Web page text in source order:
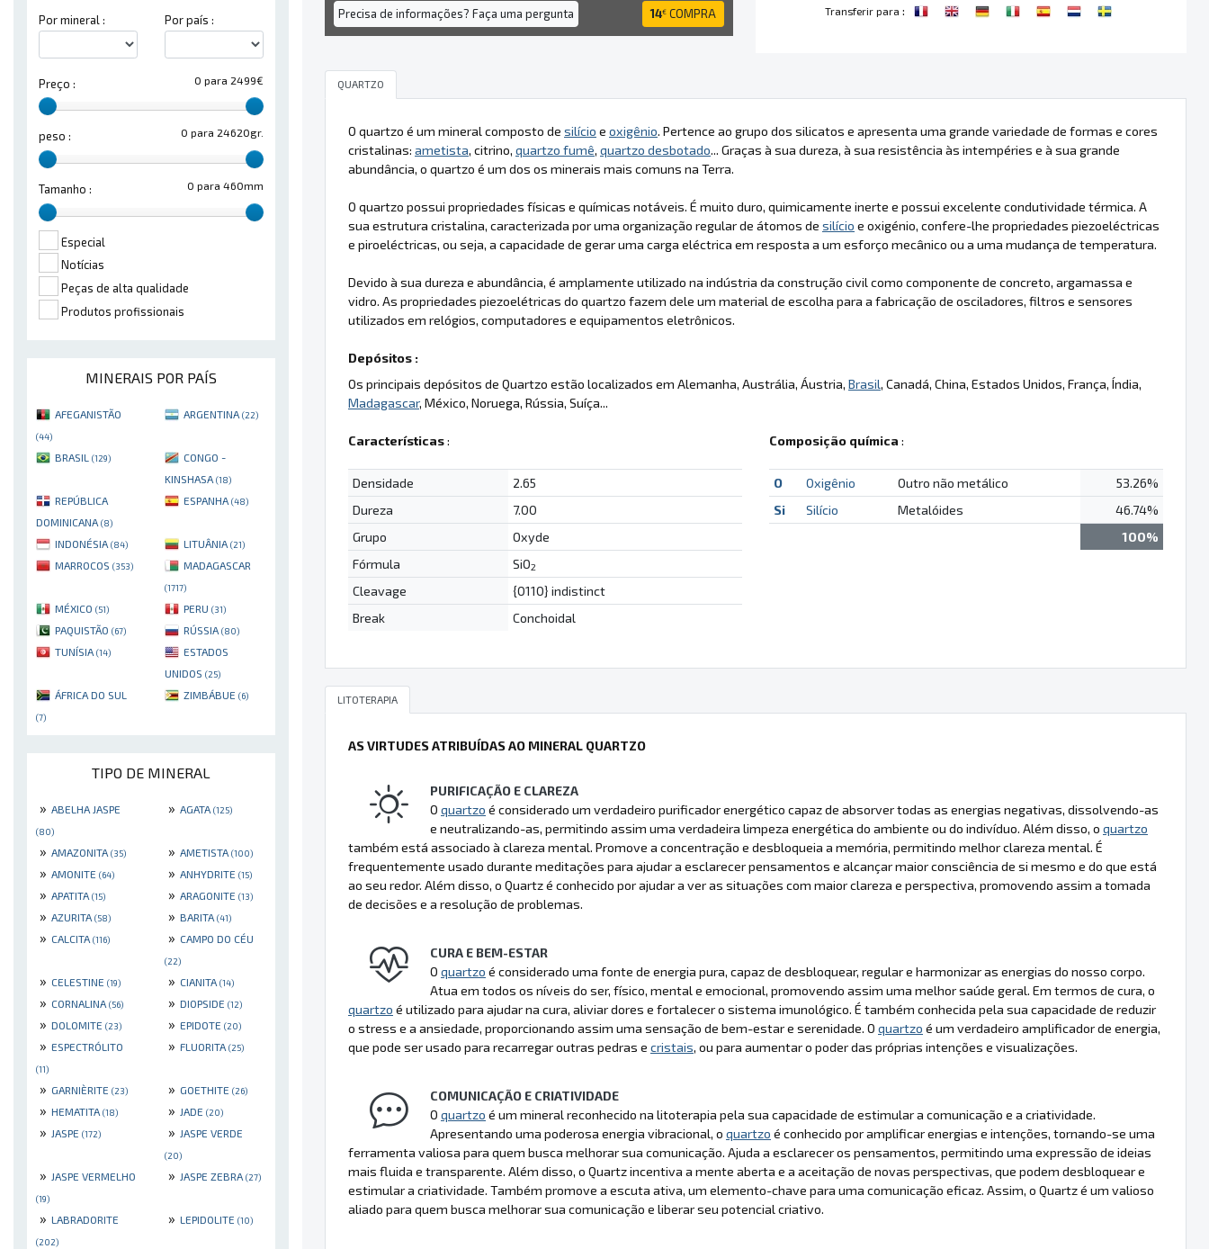
Por mineral : Por país :
0 para 2499€
Preço :
0 para 24620gr.
peso :
0 para 460mm
Tamanho :
Especial
Notícias
Peças de alta qualidade
Produtos profissionais
MINERAIS POR PAÍS
AFEGANISTÃO
(44)
ARGENTINA (22)
BRASIL (129)
CONGO -
KINSHASA (18)
REPÚBLICA
DOMINICANA (8)
ESPANHA (48)
INDONÉSIA (84) LITUÂNIA (21)
MARROCOS (353) MADAGASCAR
(1717)
MÉXICO (51) PERU (31)
PAQUISTÃO (67) RÚSSIA (80)
TUNÍSIA (14)
ESTADOS
UNIDOS (25)
ÁFRICA DO SUL
(7)
ZIMBÁBUE (6)
TIPO DE MINERAL
» ABELHA JASPE
(80)
» AGATA (125)
» AMAZONITA (35) » AMETISTA (100)
» AMONITE (64) » ANHYDRITE (15)
» APATITA (15) » ARAGONITE (13)
» AZURITA (58) » BARITA (41)
» CALCITA (116) » CAMPO DO CÉU
(22)
» CELESTINE (19) » CIANITA (14)
» CORNALINA (56) » DIOPSIDE (12)
» DOLOMITE (23) » EPIDOTE (20)
» ESPECTRÓLITO
(11)
» FLUORITA (25)
» GARNIÈRITE (23) » GOETHITE (26)
» HEMATITA (18) » JADE (20)
» JASPE (172) » JASPE VERDE
(20)
» JASPE VERMELHO
(19)
» JASPE ZEBRA (27)
» LABRADORITE
(202)
» LEPIDOLITE (10)
Precisa de informações? Faça uma pergunta 14€ COMPRA Transferir para :
QUARTZO
O quartzo é um mineral composto de silício e oxigênio. Pertence ao grupo dos silicatos e apresenta uma grande variedade de formas e cores
cristalinas: ametista, citrino, quartzo fumê, quartzo desbotado... Graças à sua dureza, à sua resistência às intempéries e à sua grande
abundância, o quartzo é um dos os minerais mais comuns na Terra.
O quartzo possui propriedades físicas e químicas notáveis. É muito duro, quimicamente inerte e possui excelente condutividade térmica. A
sua estrutura cristalina, caracterizada por uma organização regular de átomos de silício e oxigénio, confere-lhe propriedades piezoeléctricas
e piroeléctricas, ou seja, a capacidade de gerar uma carga eléctrica em resposta a um esforço mecânico ou a uma mudança de temperatura.
Devido à sua dureza e abundância, é amplamente utilizado na indústria da construção civil como componente de concreto, argamassa e
vidro. As propriedades piezoelétricas do quartzo fazem dele um material de escolha para a fabricação de osciladores, filtros e sensores
utilizados em relógios, computadores e equipamentos eletrônicos.
Depósitos :
Os principais depósitos de Quartzo estão localizados em Alemanha, Austrália, Áustria, Brasil, Canadá, China, Estados Unidos, França, Índia,
Madagascar, México, Noruega, Rússia, Suíça...
Características:
Densidade
2.65
Dureza
7.00
Grupo
Oxyde
Fórmula
SiO2
Cleavage
{0110} indistinct
Break
Conchoidal
Composição química :
O Oxigênio Outro não metálico
53.26%
Si
Silício Metalóides
46.74%
100%
LITOTERAPIA
AS VIRTUDES ATRIBUÍDAS AO MINERAL QUARTZO
PURIFICAÇÃO E CLAREZA
O quartzo é considerado um verdadeiro purificador energético capaz de absorver todas as energias negativas, dissolvendo-as
e neutralizando-as, permitindo assim uma verdadeira limpeza energética do ambiente ou do indivíduo. Além disso, o quartzo
também está associado à clareza mental. Promove a concentração e desbloqueia a memória, permitindo melhor clareza mental. É
frequentemente usado durante meditações para ajudar a esclarecer pensamentos e alcançar maior consciência de si mesmo e do que está
ao seu redor. Além disso, o Quartz é conhecido por ajudar a ver as situações com maior clareza e perspectiva, promovendo assim a tomada
de decisões e a resolução de problemas.
CURA E BEM-ESTAR
O quartzo é considerado uma fonte de energia pura, capaz de desbloquear, regular e harmonizar as energias do nosso corpo.
Atua em todos os níveis do ser, físico, mental e emocional, promovendo assim uma melhor saúde geral. Em termos de cura, o
quartzo é utilizado para ajudar na cura, aliviar dores e fortalecer o sistema imunológico. É também conhecida pela sua capacidade de reduzir
o stress e a ansiedade, proporcionando assim uma sensação de bem-estar e serenidade. O quartzo é um verdadeiro amplificador de energia,
que pode ser usado para recarregar outras pedras e cristais, ou para aumentar o poder das próprias intenções e visualizações.
COMUNICAÇÃO E CRIATIVIDADE
O quartzo é um mineral reconhecido na litoterapia pela sua capacidade de estimular a comunicação e a criatividade.
Apresentando uma poderosa energia vibracional, o quartzo é conhecido por amplificar energias e intenções, tornando-se uma
ferramenta valiosa para quem busca melhorar sua comunicação. Ajuda a esclarecer os pensamentos, permitindo uma expressão de ideias
mais fluida e transparente. Além disso, o Quartz incentiva a mente aberta e a aceitação de novas perspectivas, que podem desbloquear e
estimular a criatividade. Também promove a escuta ativa, um elemento-chave para uma comunicação eficaz. Assim, o Quartz é um valioso
aliado para quem busca melhorar sua comunicação e liberar seu potencial criativo.